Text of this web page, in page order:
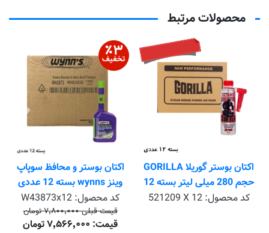
محصولات مرتبط
تماس بگیرید
اکتان بوستر گوریلا GORILLA
حجم 280 میلی لیتر بسته 12
عددیکد محصول:521209 X 12
۳٪
تخفیف
اکتان بوستر و محافظ سوپاپ
وینز wynns بسته 12 عددی
کد محصول: W43873x12
قیمت قبلی ۷٬۸۰۰٬۰۰۰ تومان
قیمت: ۷٬۵۶۶٬۰۰۰ تومان